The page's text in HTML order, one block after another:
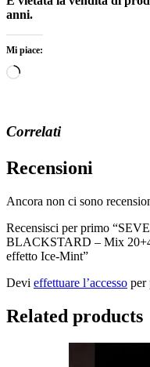
anni.
Mi piace:
Caricamento
Correlati
Recensioni
Ancora non ci sono
Recensisci per primo
BLACKSTARD – Mix
effetto Ice-Mint”
Devi effettuare l’accesso per
Related products